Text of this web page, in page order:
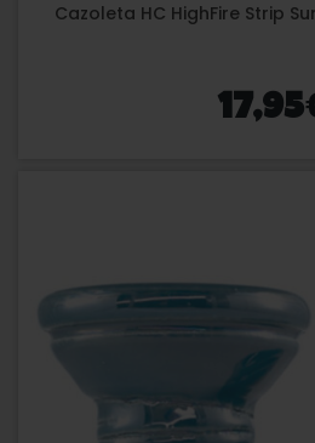
Cazoleta HC HighFire Strip
17,95